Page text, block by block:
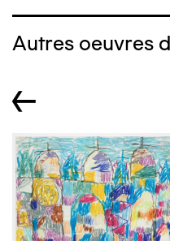
Autres oeuvres
←